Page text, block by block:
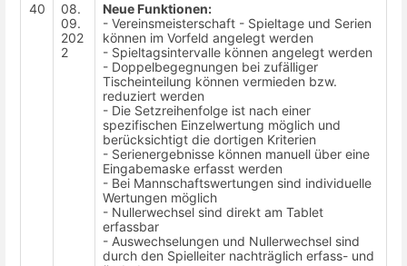
40
08.
09.
202
2
Neue Funktionen:
- Vereinsmeisterschaft - Spieltage und Serien
können im Vorfeld angelegt werden
- Spieltagsintervalle können angelegt werden
- Doppelbegegnungen bei zufälliger
Tischeinteilung können vermieden bzw.
reduziert werden
- Die Setzreihenfolge ist nach einer
spezifischen Einzelwertung möglich und
berücksichtigt die dortigen Kriterien
- Serienergebnisse können manuell über eine
Eingabemaske erfasst werden
- Bei Mannschaftswertungen sind individuelle
Wertungen möglich
- Nullerwechsel sind direkt am Tablet
erfassbar
- Auswechselungen und Nullerwechsel sind
durch den Spielleiter nachträglich erfass- und